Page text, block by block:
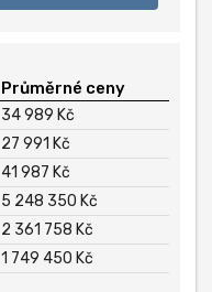
Průměrné ceny
34 989 Kč
27 991 Kč
41 987 Kč
5 248 350 Kč
2 361 758 Kč
1 749 450 Kč